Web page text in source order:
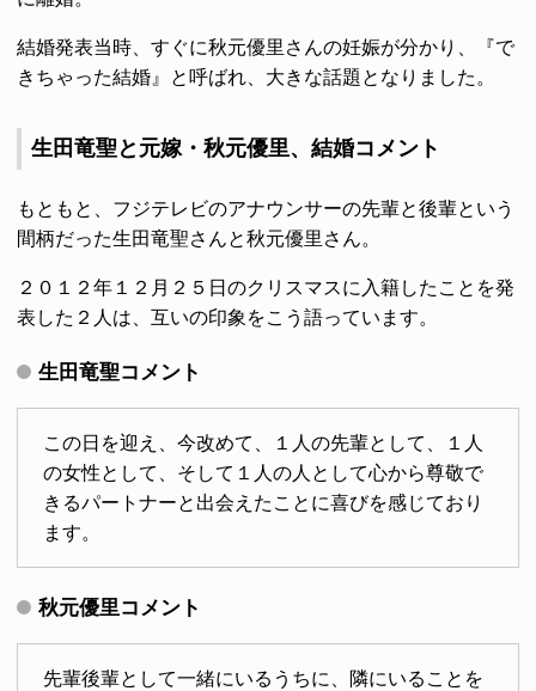
結婚発表当時、すぐに秋元優里さんの妊娠が分かり、『で
きちゃった結婚』と呼ばれ、大きな話題となりました。
生田竜聖と元嫁・秋元優里、結婚コメント
もともと、フジテレビのアナウンサーの先輩と後輩という
間柄だった生田竜聖さんと秋元優里さん。
２０１２年１２月２５日のクリスマスに入籍したことを発
表した２人は、互いの印象をこう語っています。
生田竜聖コメント
この日を迎え、今改めて、１人の先輩として、１人
の女性として、そして１人の人として心から尊敬で
きるパートナーと出会えたことに喜びを感じており
ます。
秋元優里コメント
先輩後輩として一緒にいるうちに、隣にいることを